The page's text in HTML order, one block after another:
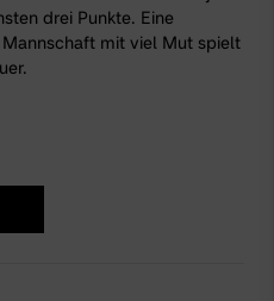
drei Punkte. Eine
mit viel Mut spielt